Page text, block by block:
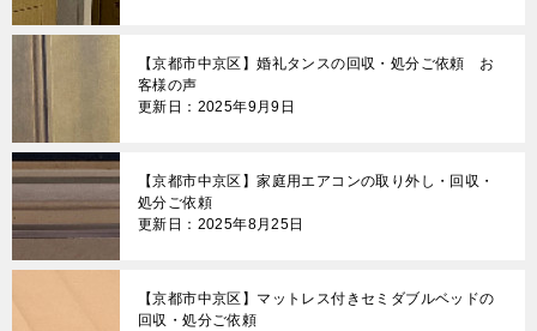
【京都市中京区】婚礼タンスの回収・処分ご依頼 お
客様の声
更新日：2025年9月9日
【京都市中京区】家庭用エアコンの取り外し・回収・
処分ご依頼
更新日：2025年8月25日
【京都市中京区】マットレス付きセミダブルベッドの
回収・処分ご依頼